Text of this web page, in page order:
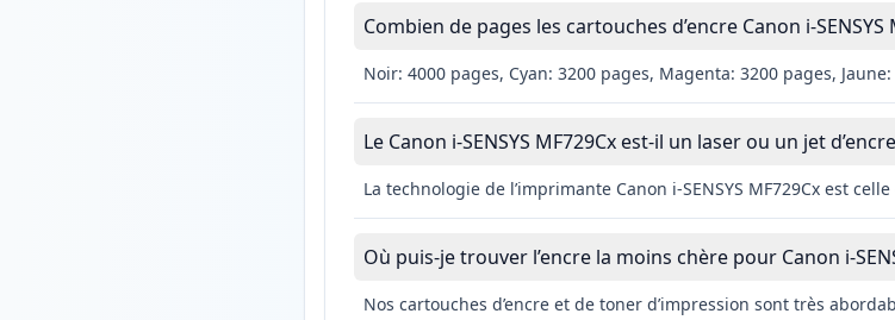
Combien de pages les cartouches d’encre Canon i-
Noir: 4000 pages, Cyan: 3200 pages, Magenta: 3200 pages,
Le Canon i-SENSYS MF729Cx est-il un laser ou un jet
La technologie de l’imprimante Canon i-SENSYS MF729Cx est
Où puis-je trouver l’encre la moins chère pour Canon i-
Nos cartouches d’encre et de toner d’impression sont très